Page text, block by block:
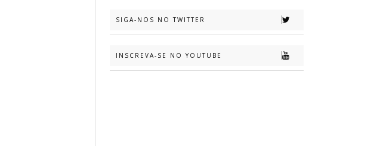
SIGA-NOS NO TWITTER
INSCREVA-SE NO YOUTUBE